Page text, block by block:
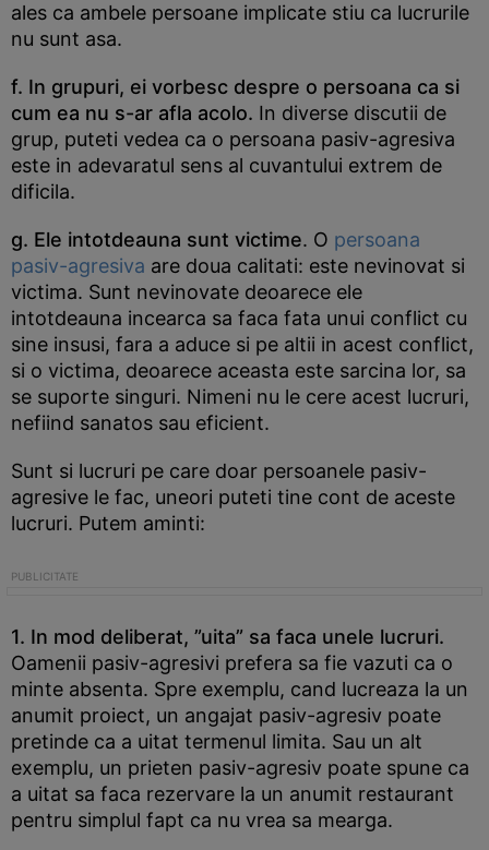
ales ca ambele persoane implicate stiu ca lucrurile
nu sunt asa.
f. In grupuri, ei vorbesc despre o persoana ca si
cum ea nu s-ar afla acolo. In diverse discutii de
grup, puteti vedea ca o persoana pasiv-agresiva
este in adevaratul sens al cuvantului extrem de
dificila.
g. Ele intotdeauna sunt victime. O persoana
pasiv-agresiva are doua calitati: este nevinovat si
victima. Sunt nevinovate deoarece ele
intotdeauna incearca sa faca fata unui conflict cu
sine insusi, fara a aduce si pe altii in acest conflict,
si o victima, deoarece aceasta este sarcina lor, sa
se suporte singuri. Nimeni nu le cere acest lucruri,
nefiind sanatos sau eficient.
Sunt si lucruri pe care doar persoanele pasiv-
agresive le fac, uneori puteti tine cont de aceste
lucruri. Putem aminti:
1. In mod deliberat, ”uita” sa faca unele lucruri.
Oamenii pasiv-agresivi prefera sa fie vazuti ca o
minte absenta. Spre exemplu, cand lucreaza la un
anumit proiect, un angajat pasiv-agresiv poate
pretinde ca a uitat termenul limita. Sau un alt
exemplu, un prieten pasiv-agresiv poate spune ca
a uitat sa faca rezervare la un anumit restaurant
pentru simplul fapt ca nu vrea sa mearga.